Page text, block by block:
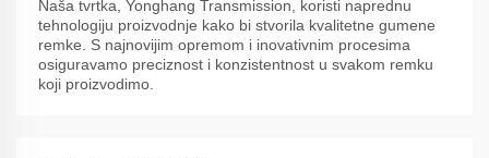
Naša tvrtka, Yonghang Transmission, koristi naprednu
tehnologiju proizvodnje kako bi stvorila kvalitetne gumene
remke. S najnovijim opremom i inovativnim procesima
osiguravamo preciznost i konzistentnost u svakom remku
koji proizvodimo.